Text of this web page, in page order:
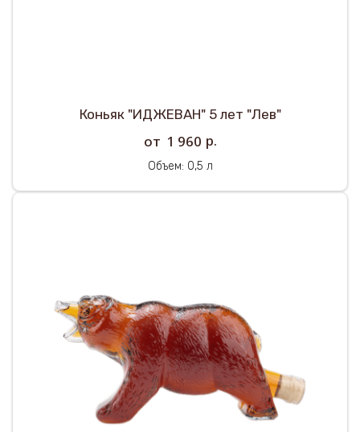
Коньяк "ИДЖЕВАН" 5 лет "Лев"
1 960 р.
Объем: 0,5 л